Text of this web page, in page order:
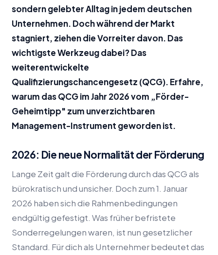
sondern gelebter Alltag in jedem deutschen
Unternehmen. Doch während der Markt
stagniert, ziehen die Vorreiter davon. Das
wichtigste Werkzeug dabei? Das
weiterentwickelte
Qualifizierungschancengesetz (QCG). Erfahre,
warum das QCG im Jahr 2026 vom „Förder-
Geheimtipp" zum unverzichtbaren
Management-Instrument geworden ist.
2026: Die neue Normalität der Förderung
Lange Zeit galt die Förderung durch das QCG als
bürokratisch und unsicher. Doch zum 1. Januar
2026 haben sich die Rahmenbedingungen
endgültig gefestigt. Was früher befristete
Sonderregelungen waren, ist nun gesetzlicher
Standard. Für dich als Unternehmer bedeutet das